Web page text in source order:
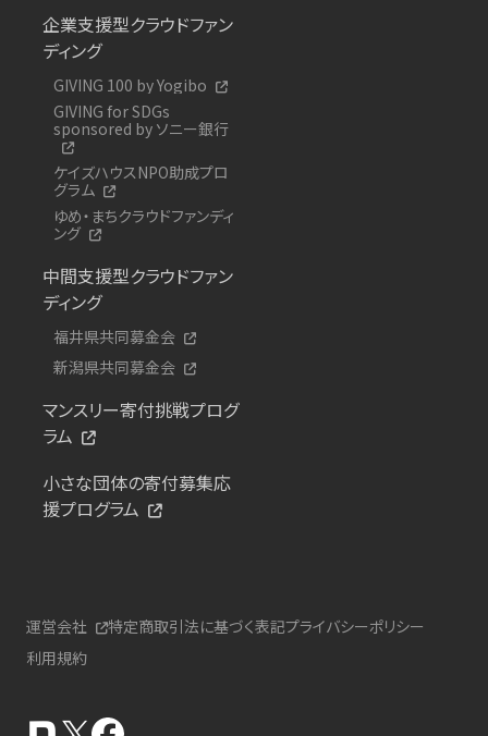
企業支援型クラウドファン
ディング
GIVING 100 by Yogibo
GIVING for SDGs
sponsored by ソニー銀行
ケイズハウスNPO助成プロ
グラム
ゆめ・まちクラウドファンディ
ング
中間支援型クラウドファン
ディング
福井県共同募金会
新潟県共同募金会
マンスリー寄付挑戦プログ
ラム
小さな団体の寄付募集応
援プログラム
運営会社 特定商取引法に基づく表記プライバシーポリシー
利用規約